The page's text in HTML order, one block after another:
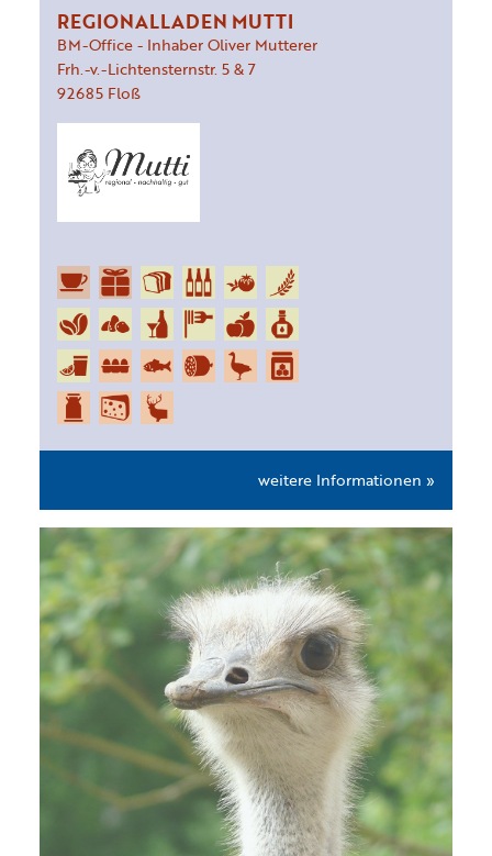
REGIONALLADEN MUTTI
BM-Office - Inhaber Oliver Mutterer
Frh.-v.-Lichtensternstr. 5 & 7
92685 Floß
weitere Informationen »